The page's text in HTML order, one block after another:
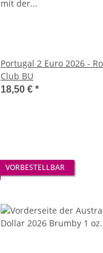
Portugal 2 Euro 2026 - Rotary
Club BU
18,50 € *
VORBESTELLBAR